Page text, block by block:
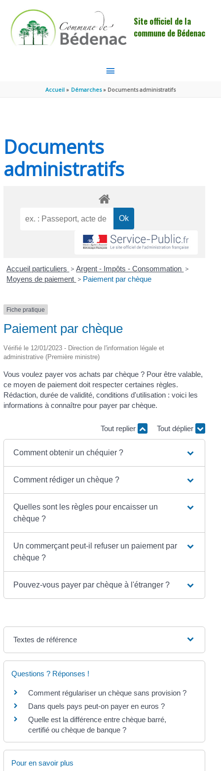
Site officiel de la
commune de Bédenac
MENU
PRINCIPAL
Accueil Démarches Documents administratifs
Documents
administratifs
Accueil particuliers > Argent - Impôts - Consommation >
Moyens de paiement > Paiement par chèque
Fiche pratique
Paiement par chèque
Vérifié le 12/01/2023 - Direction de l'information légale et
administrative (Première ministre)
Vous voulez payer vos achats par chèque ? Pour être valable,
ce moyen de paiement doit respecter certaines règles.
Rédaction, durée de validité, conditions d'utilisation : voici les
informations à connaître pour payer par chèque.
Tout replier Tout déplier
Comment obtenir un chéquier ?
Comment rédiger un chèque ?
Quelles sont les règles pour encaisser un
chèque ?
Un commerçant peut-il refuser un paiement par
chèque ?
Pouvez-vous payer par chèque à l'étranger ?
Textes de référence
Questions ? Réponses !
Comment régulariser un chèque sans provision ?
Dans quels pays peut-on payer en euros ?
Quelle est la différence entre chèque barré,
certifié ou chèque de banque ?
Pour en savoir plus